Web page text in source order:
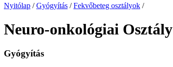
Nyitólap / Gyógyítás / Fekvőbeteg osztályok /
Neuro-onkológiai Osztály
Gyógyítás